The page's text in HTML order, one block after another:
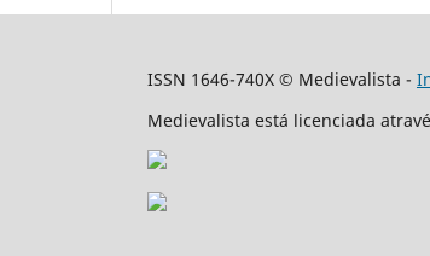
ISSN 1646-740X © Medievalista -
Medievalista está licenciada